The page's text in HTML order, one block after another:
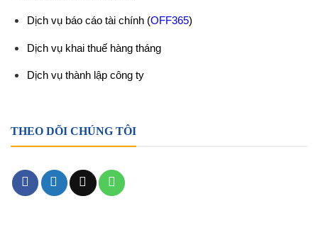
Dịch vụ báo cáo tài chính (OFF365)
Dịch vụ khai thuế hàng tháng
Dịch vụ thành lập công ty
THEO DÕI CHÚNG TÔI